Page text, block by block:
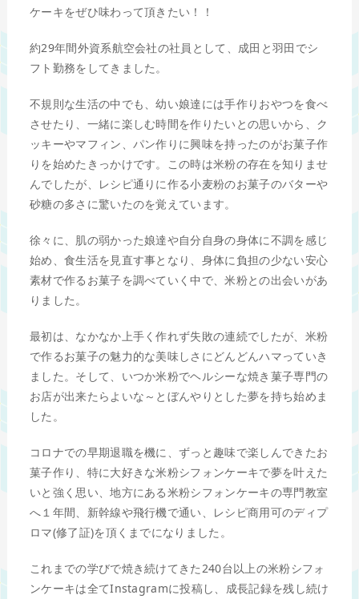
ケーキをぜひ味わって頂きたい！！
約29年間外資系航空会社の社員として、成田と羽田でシ
フト勤務をしてきました。
不規則な生活の中でも、幼い娘達には手作りおやつを食べ
させたり、一緒に楽しむ時間を作りたいとの思いから、ク
ッキーやマフィン、パン作りに興味を持ったのがお菓子作
りを始めたきっかけです。この時は米粉の存在を知りませ
んでしたが、レシピ通りに作る小麦粉のお菓子のバターや
砂糖の多さに驚いたのを覚えています。
徐々に、肌の弱かった娘達や自分自身の身体に不調を感じ
始め、食生活を見直す事となり、身体に負担の少ない安心
素材で作るお菓子を調べていく中で、米粉との出会いがあ
りました。
最初は、なかなか上手く作れず失敗の連続でしたが、米粉
で作るお菓子の魅力的な美味しさにどんどんハマっていき
ました。そして、いつか米粉でヘルシーな焼き菓子専門の
お店が出来たらよいな～とぼんやりとした夢を持ち始めま
した。
コロナでの早期退職を機に、ずっと趣味で楽しんできたお
菓子作り、特に大好きな米粉シフォンケーキで夢を叶えた
いと強く思い、地方にある米粉シフォンケーキの専門教室
へ１年間、新幹線や飛行機で通い、レシピ商用可のディプ
ロマ(修了証)を頂くまでになりました。
これまでの学びで焼き続けてきた240台以上の米粉シフォ
ンケーキは全てInstagramに投稿し、成長記録を残し続け